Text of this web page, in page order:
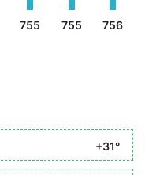
755 755 756
+31°